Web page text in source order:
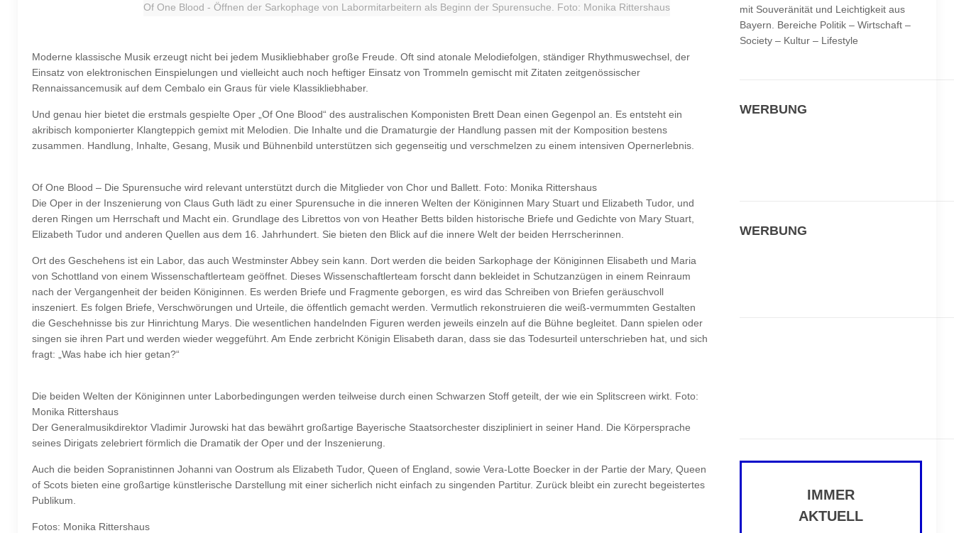
Of One Blood - Öffnen der Sarkophage von Labormitarbeitern als Beginn der Spurensuche. Foto: Monika Rittershaus
Moderne klassische Musik erzeugt nicht bei jedem Musikliebhaber große Freude. Oft sind atonale Melodiefolgen, ständiger Rhythmuswechsel, der
Einsatz von elektronischen Einspielungen und vielleicht auch noch heftiger Einsatz von Trommeln gemischt mit Zitaten zeitgenössischer
Rennaissancemusik auf dem Cembalo ein Graus für viele Klassikliebhaber.
Und genau hier bietet die erstmals gespielte Oper „Of One Blood“ des australischen Komponisten Brett Dean einen Gegenpol an. Es entsteht ein
akribisch komponierter Klangteppich gemixt mit Melodien. Die Inhalte und die Dramaturgie der Handlung passen mit der Komposition bestens
zusammen. Handlung, Inhalte, Gesang, Musik und Bühnenbild unterstützen sich gegenseitig und verschmelzen zu einem intensiven Opernerlebnis.
Of One Blood – Die Spurensuche wird relevant unterstützt durch die Mitglieder von Chor und Ballett. Foto: Monika Rittershaus
Die Oper in der Inszenierung von Claus Guth lädt zu einer Spurensuche in die inneren Welten der Königinnen Mary Stuart und Elizabeth Tudor, und
deren Ringen um Herrschaft und Macht ein. Grundlage des Librettos von von Heather Betts bilden historische Briefe und Gedichte von Mary Stuart,
Elizabeth Tudor und anderen Quellen aus dem 16. Jahrhundert. Sie bieten den Blick auf die innere Welt der beiden Herrscherinnen.
Ort des Geschehens ist ein Labor, das auch Westminster Abbey sein kann. Dort werden die beiden Sarkophage der Königinnen Elisabeth und Maria
von Schottland von einem Wissenschaftlerteam geöffnet. Dieses Wissenschaftlerteam forscht dann bekleidet in Schutzanzügen in einem Reinraum
nach der Vergangenheit der beiden Königinnen. Es werden Briefe und Fragmente geborgen, es wird das Schreiben von Briefen geräuschvoll
inszeniert. Es folgen Briefe, Verschwörungen und Urteile, die öffentlich gemacht werden. Vermutlich rekonstruieren die weiß-vermummten Gestalten
die Geschehnisse bis zur Hinrichtung Marys. Die wesentlichen handelnden Figuren werden jeweils einzeln auf die Bühne begleitet. Dann spielen oder
singen sie ihren Part und werden wieder weggeführt. Am Ende zerbricht Königin Elisabeth daran, dass sie das Todesurteil unterschrieben hat, und sich
fragt: „Was habe ich hier getan?“
Die beiden Welten der Königinnen unter Laborbedingungen werden teilweise durch einen Schwarzen Stoff geteilt, der wie ein Splitscreen wirkt. Foto:
Monika Rittershaus
Der Generalmusikdirektor Vladimir Jurowski hat das bewährt großartige Bayerische Staatsorchester diszipliniert in seiner Hand. Die Körpersprache
seines Dirigats zelebriert förmlich die Dramatik der Oper und der Inszenierung.
Auch die beiden Sopranistinnen Johanni van Oostrum als Elizabeth Tudor, Queen of England, sowie Vera-Lotte Boecker in der Partie der Mary, Queen
of Scots bieten eine großartige künstlerische Darstellung mit einer sicherlich nicht einfach zu singenden Partitur. Zurück bleibt ein zurecht begeistertes
Publikum.
Fotos: Monika Rittershaus
mit Souveränität und Leichtigkeit aus
Bayern. Bereiche Politik – Wirtschaft –
Society – Kultur – Lifestyle
WERBUNG
WERBUNG
IMMER
AKTUELL